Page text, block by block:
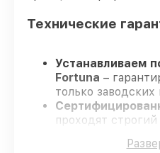
Технические
Устанавливаем
Fortuna –
только
проходят строгий
устройства после